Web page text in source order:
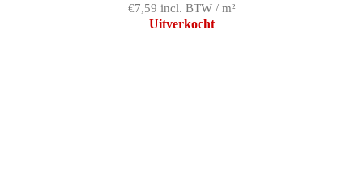
€7,59 incl. BTW / m²
Uitverkocht